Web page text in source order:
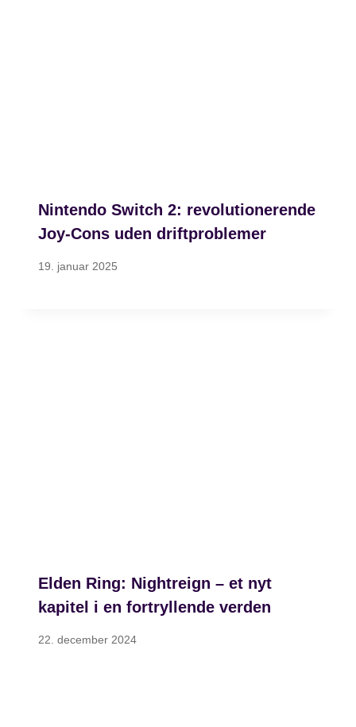
Nintendo Switch 2: revolutionerende
Joy-Cons uden driftproblemer
19. januar 2025
Elden Ring: Nightreign – et nyt
kapitel i en fortryllende verden
22. december 2024